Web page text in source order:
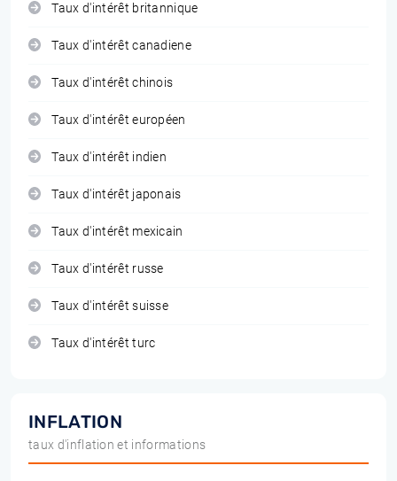
Taux d'intérêt britannique
Taux d'intérêt canadiene
Taux d'intérêt chinois
Taux d'intérêt européen
Taux d'intérêt indien
Taux d'intérêt japonais
Taux d'intérêt mexicain
Taux d'intérêt russe
Taux d'intérêt suisse
Taux d'intérêt turc
INFLATION
taux d'inflation et informations